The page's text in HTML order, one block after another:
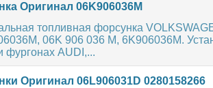
Оригинал 06K906036M
топливная форсунка
06K 906 036 M, 6K906036M.
фургонах AUDI,...
Оригинал 06L906031D 0280158266